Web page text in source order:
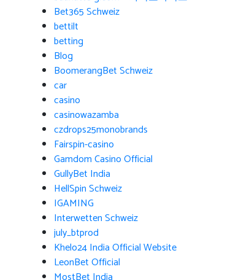
Bet365 Schweiz
bettilt
betting
Blog
BoomerangBet Schweiz
car
casino
casinowazamba
czdrops25monobrands
Fairspin-casino
Gamdom Casino Official
GullyBet India
HellSpin Schweiz
IGAMING
Interwetten Schweiz
july_btprod
Khelo24 India Official Website
LeonBet Official